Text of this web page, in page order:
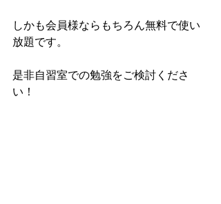
しかも会員様ならもちろん無料で使い
放題です。
是非自習室での勉強をご検討くださ
い！